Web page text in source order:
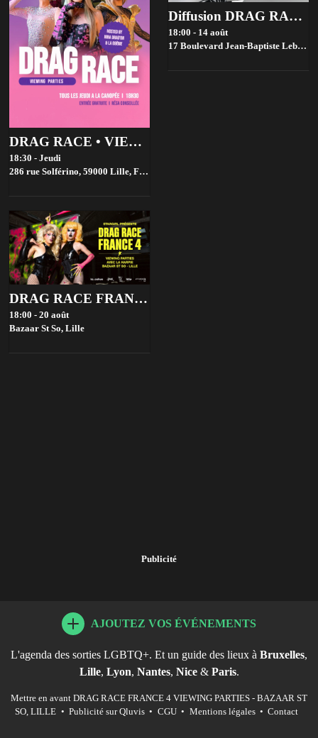
DRAG RACE • VIEWING PARTIES • GRATUIT
18:30 - Jeudi
286 rue Solférino, 59000 Lille, France,
Diffusion DRAG RACE FRANCE saison 4 @ Bistrot ST SO by la House of Jambon Beurre
18:00 - 14 août
17 Boulevard Jean-Baptiste Lebas, 59000 Lille, France,
DRAG RACE FRANCE 4 VIEWING PARTIES - BAZAAR ST SO, LILLE
18:00 - 20 août
Bazaar St So, Lille
Publicité
AJOUTEZ VOS ÉVÉNEMENTS
L'agenda des sorties LGBTQ+. Et un guide des lieux à Bruxelles,
Lille, Lyon, Nantes, Nice& Paris.
Mettre en avant DRAG RACE FRANCE 4 VIEWING PARTIES - BAZAAR ST
SO, LILLE • Publicité sur Qluvis • CGU • Mentions légales • Contact